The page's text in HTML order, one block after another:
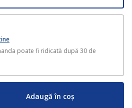
poate fi ridicată după 30 de
Adaugă în coș